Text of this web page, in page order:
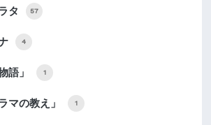
タ 57
4
語」 1
マの教え」 1